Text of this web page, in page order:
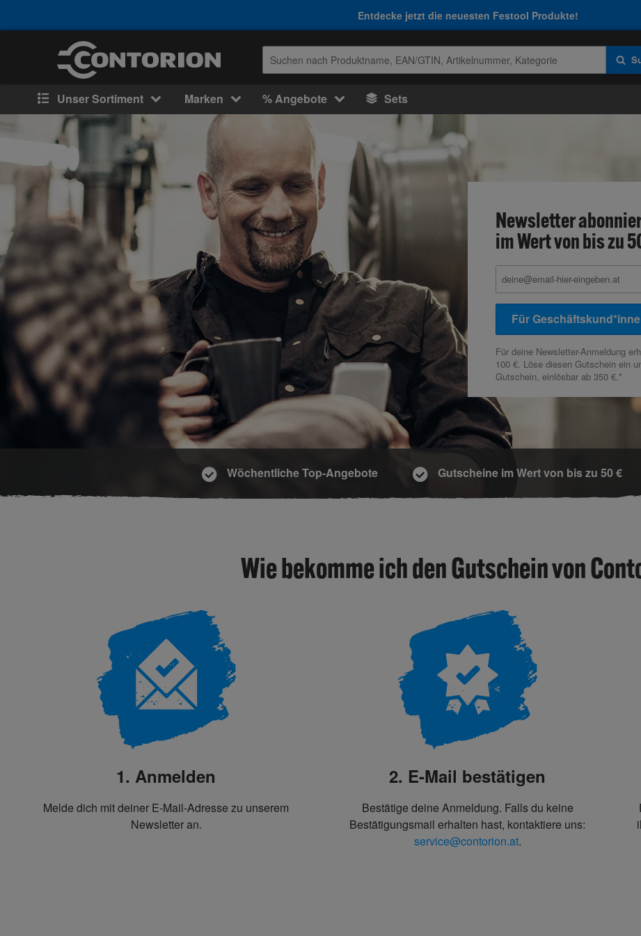
Entdecke jetzt die neuesten Festool Produkte!
Unser Sortiment Marken % Angebote Sets
Wöchentliche Top-Angebote Gutscheine im Wert von bis zu 50 €
Newsletter
im Wert von bis zu
Für
Für deine Newsletter-Anmeldung
100 €. Löse diesen Gutschein ein
Gutschein, einlösbar ab 350 €.*
Wie bekomme ich den Gutschein von
1. Anmelden
Melde dich mit deiner E-Mail-Adresse zu unserem
Newsletter an.
2. E-Mail bestätigen
Bestätige deine Anmeldung. Falls du keine
Bestätigungsmail erhalten hast, kontaktiere uns:
service@contorion.at.